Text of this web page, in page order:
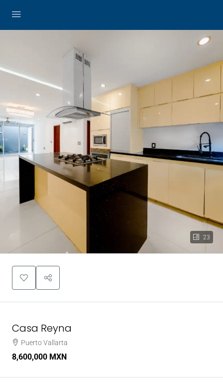
23
Casa Reyna
Puerto Vallarta
8,600,000 MXN